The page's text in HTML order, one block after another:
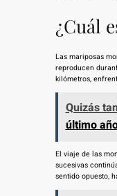
¿Cuál
Las mariposas
reproducen
kilómetros,
Quizás
último
El viaje de las
sucesivas
sentido opuesto,